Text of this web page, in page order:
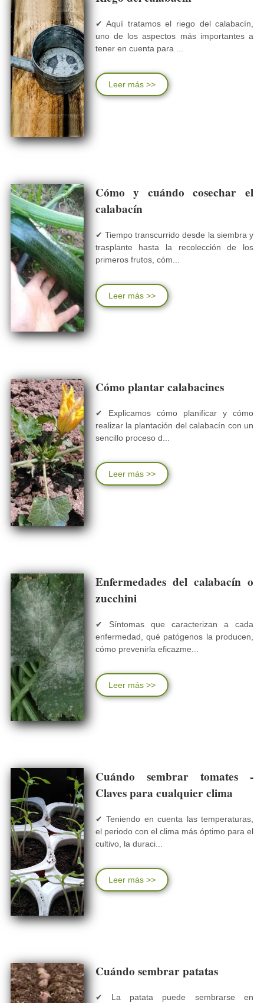
✔ Aquí tratamos el riego del calabacín,
uno de los aspectos más importantes a
tener en cuenta para ...
Leer más >>
Cómo y cuándo cosechar el
calabacín
✔ Tiempo transcurrido desde la siembra y
trasplante hasta la recolección de los
primeros frutos, cóm...
Leer más >>
Cómo plantar calabacines
✔ Explicamos cómo planificar y cómo
realizar la plantación del calabacín con un
sencillo proceso d...
Leer más >>
Enfermedades del calabacín o
zucchini
✔ Síntomas que caracterizan a cada
enfermedad, qué patógenos la producen,
cómo prevenirla eficazme...
Leer más >>
Cuándo sembrar tomates -
Claves para cualquier clima
✔ Teniendo en cuenta las temperaturas,
el periodo con el clima más óptimo para el
cultivo, la duraci...
Leer más >>
Cuándo sembrar patatas
✔ La patata puede sembrarse en